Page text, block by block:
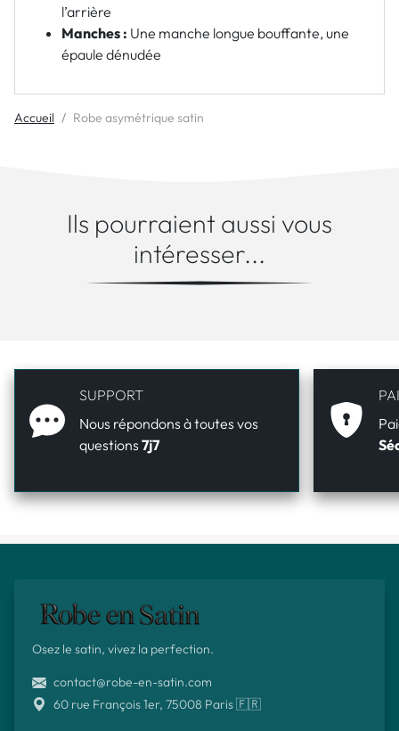
l’arrière
Manches : Une manche longue bouffante, une
épaule dénudée
Accueil Robe asymétrique satin
Ils pourraient aussi vous
intéresser...
SUPPORT
Nous répondons à toutes vos
questions 7j7
Osez le satin, vivez la perfection.
contact@robe-en-satin.com
60 rue François 1er, 75008 Paris 🇫🇷